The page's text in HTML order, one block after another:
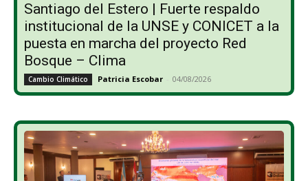
Santiago del Estero | Fuerte respaldo
institucional de la UNSE y CONICET a la
puesta en marcha del proyecto Red
Bosque – Clima
Cambio Climático Patricia Escobar - 04/08/2026